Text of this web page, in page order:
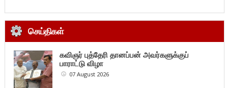
செய்திகள்
கவிஞர் புத்தேரி தானப்பன் அவர்களுக்குப்
பாராட்டு விழா
07 August 2026